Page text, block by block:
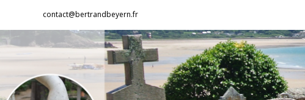
contenu
contact@bertrandbeyern.fr